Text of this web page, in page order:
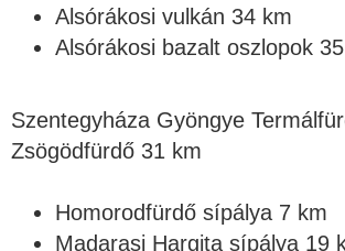
Alsórákosi vulkán 34 km
Alsórákosi bazalt oszlopok
Szentegyháza Gyöngye
Zsögödfürdő 31 km
Homorodfürdő sípálya 7 km
Madarasi Hargita sípálya 19